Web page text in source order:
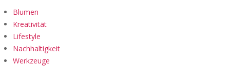
Blumen
Kreativität
Lifestyle
Nachhaltigkeit
Werkzeuge